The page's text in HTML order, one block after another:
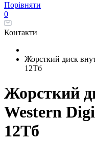
Порівняти
0
Контакти
Жорсткий диск
12Тб
Жорсткий
Western
12Тб